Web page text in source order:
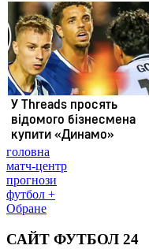
головна
матч-центр
прогнози
футбол +
Обране
САЙТ ФУТБОЛ 24